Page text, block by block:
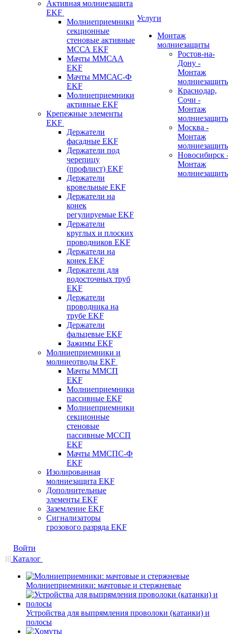
Активная молниезащита
EKF
Молниеприемники
секционные
стеновые активные
МССА EKF
Мачты ММСАА
EKF
Мачты ММСАС-Ф
EKF
Молниеприемники
активные EKF
Крепежные элементы
EKF
Держатели
фасадные EKF
Держатели под
черепицу
(профлист) EKF
Держатели
кровельные EKF
Держатели на
конек
регулируемые EKF
Держатели
круглых и плоских
проводников EKF
Держатели на
конек EKF
Держатели для
водосточных труб
EKF
Держатели
проводника на
трубе EKF
Держатели
фальцевые EKF
Зажимы EKF
Молниеприемники и
молниеотводы EKF
Мачты ММСП
EKF
Молниеприемники
пассивные EKF
Молниеприемники
секционные
стеновые
пассивные МССП
EKF
Мачты ММСПС-Ф
EKF
Изолированная
молниезащита EKF
Дополнительные
элементы EKF
Заземление EKF
Сигнализаторы
грозового разряда EKF
Услуги
Монтаж
молниезащиты
Ростов-на-
Дону -
Монтаж
Краснодар,
Сочи -
Монтаж
Москва -
Монтаж
Новосибирск
Монтаж
Войти
Каталог
Молниеприемники: мачтовые и стержневые
Устройства для выпрямления проволоки (катанки) и
полосы